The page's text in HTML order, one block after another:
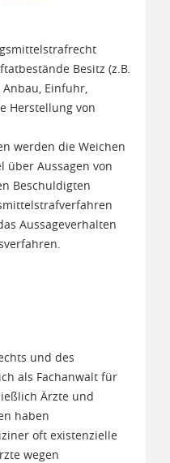
Besitz (z.B.
Anbau, Einfuhr,
Herstellung von
werden die Weichen
über Aussagen von
Beschuldigten
Aussageverhalten
und des
als Fachanwalt für
Ärzte und
haben
oft existenzielle
wegen